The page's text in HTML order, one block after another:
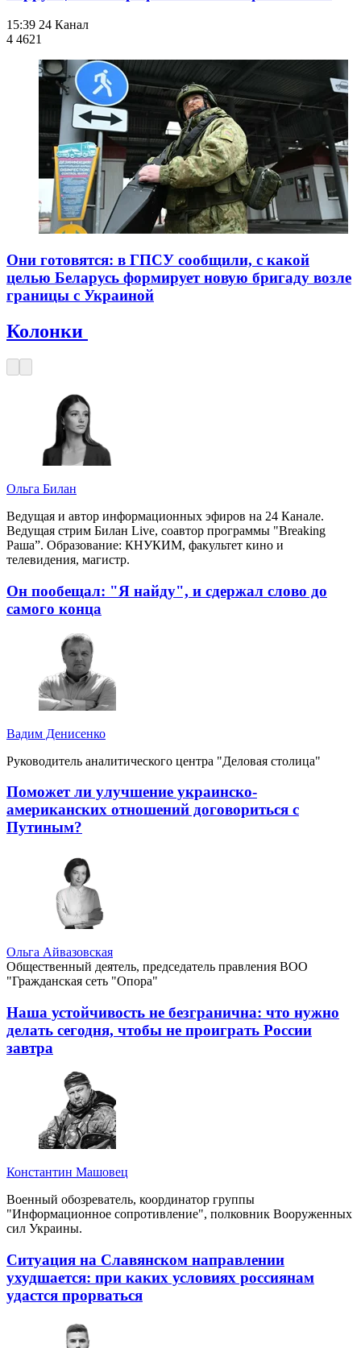
15:39 24 Канал
4 4621
Они готовятся: в ГПСУ сообщили, с какой
целью Беларусь формирует новую бригаду возле
границы с Украиной
Колонки
Ольга Билан
Ведущая и автор информационных эфиров на 24 Канале.
Ведущая стрим Билан Live, соавтор программы "Breaking
Раша”. Образование: КНУКИМ, факультет кино и
телевидения, магистр.
Он пообещал: "Я найду", и сдержал слово до
самого конца
Вадим Денисенко
Руководитель аналитического центра "Деловая столица"
Поможет ли улучшение украинско-
американских отношений договориться с
Путиным?
Ольга Айвазовская
Общественный деятель, председатель правления ВОО
"Гражданская сеть "Опора"
Наша устойчивость не безгранична: что нужно
делать сегодня, чтобы не проиграть России
завтра
Константин Машовец
Военный обозреватель, координатор группы
"Информационное сопротивление", полковник Вооруженных
сил Украины.
Ситуация на Славянском направлении
ухудшается: при каких условиях россиянам
удастся прорваться